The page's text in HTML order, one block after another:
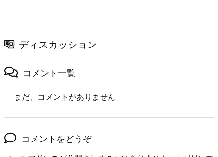
ディスカッション
コメント一覧
まだ、コメントがありません
コメントをどうぞ